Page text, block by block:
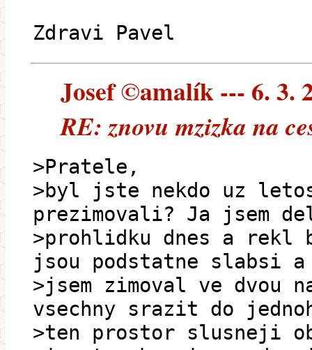
Zdravi Pavel
Josef ©amalík --- 6. 3.
RE: znovu mzizka na
>Pratele,
>byl jste nekdo uz
prezimovali? Ja jsem
>prohlidku dnes a rekl
jsou podstatne slabsi
>jsem zimoval ve dvou
vsechny srazit do
>ten prostor slusneji